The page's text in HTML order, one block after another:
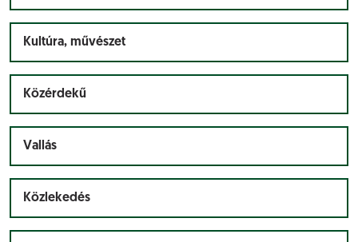
Kultúra, művészet
Közérdekű
Vallás
Közlekedés